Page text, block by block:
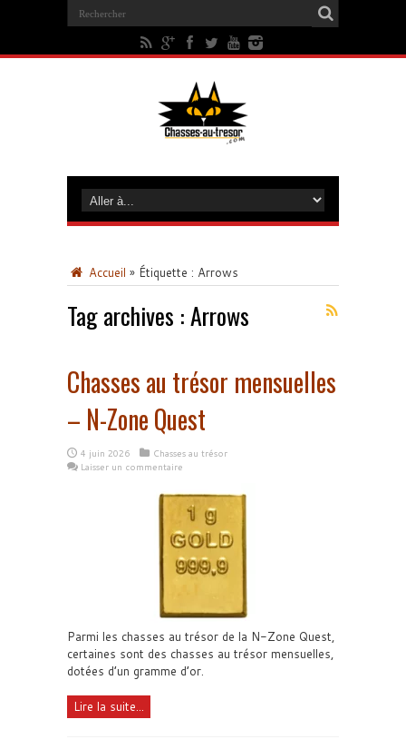
Accueil » Étiquette : Arrows
Tag archives :Arrows
Chasses au trésor mensuelles
– N-Zone Quest
4 juin 2026
Chasses au trésor
Laisser un commentaire
Parmi les chasses au trésor de la N-Zone Quest,
certaines sont des chasses au trésor mensuelles,
dotées d’un gramme d’or.
Lire la suite...